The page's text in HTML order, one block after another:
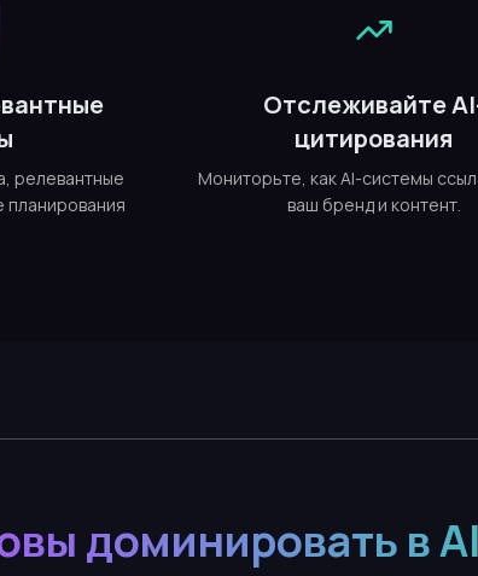
релевантные
Отслеживайте
цитирования
Мониторьте, как AI-системы
ваш бренд и контент.
доминировать в